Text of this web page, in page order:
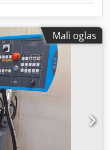
Mali oglas